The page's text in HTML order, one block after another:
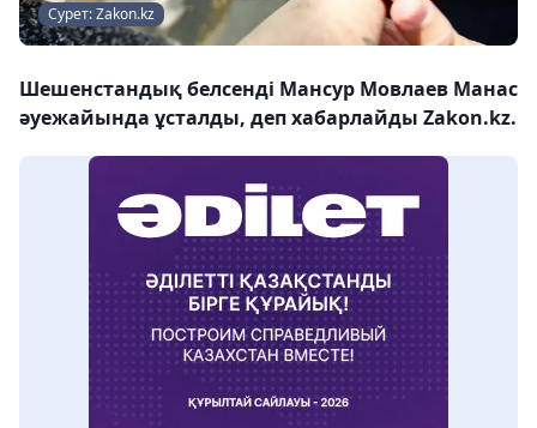
Сурет: Zakon.kz
Шешенстандық белсенді Мансур Мовлаев Манас
әуежайында ұсталды, деп хабарлайды Zakon.kz.